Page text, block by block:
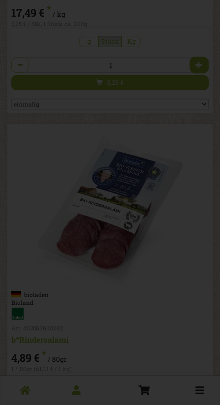
17,49 € * / kg
g Stück Kg
Anzahl
5,25 €
bioladen
Bioland
b*Rindersalami
4,89 € * / 80gr
Toggle